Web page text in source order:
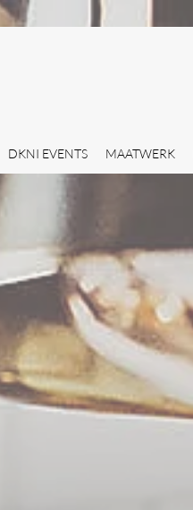
DKNI EVENTS MAATWERK